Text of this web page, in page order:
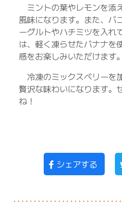
ミントの葉やレモンを添
風味になります。また、バ
ーグルトやハチミツを入れ
は、軽く凍らせたバナナを
感をお楽しみいただけます。
冷凍のミックスベリーを
贅沢な味わいになります。
ね！
シェアする